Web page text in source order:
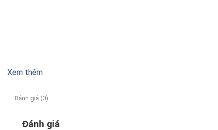
Xem thêm
Đánh giá (0)
Đánh giá